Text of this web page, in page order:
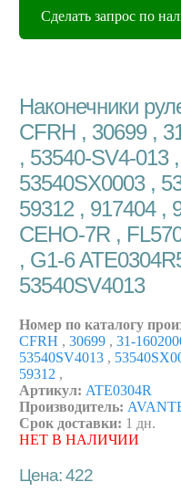
Сделать запрос по
Наконечники
CFRH , 30699 ,
, 53540-SV4-013
53540SX0003 ,
59312 , 917404 ,
CEHO-7R ,
, G1-6
53540SV4013
Номер по каталогу
CFRH , 30699 , 31-
53540SV4013 ,
59312 ,
Артикул: ATE0304R
Производитель:
Срок доставки: 1 дн.
НЕТ В НАЛИЧИИ
Цена: 422